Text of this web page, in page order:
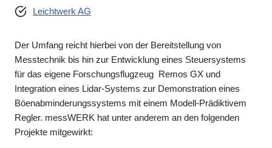
Leichtwerk AG
Der Umfang reicht hierbei von der Bereitstellung von
Messtechnik bis hin zur Entwicklung eines Steuersystems
für das eigene Forschungsflugzeug Remos GX und
Integration eines Lidar-Systems zur Demonstration eines
Böenabminderungssystems mit einem Modell-Prädiktivem
Regler. messWERK hat unter anderem an den folgenden
Projekte mitgewirkt: